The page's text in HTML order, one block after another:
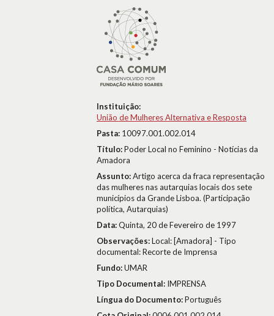
Instituição:
União de Mulheres Alternativa e Resposta
Pasta: 10097.001.002.014
Título:Poder Local no Feminino - Notícias da
Amadora
Assunto:Artigo acerca da fraca representação
das mulheres nas autarquias locais dos sete
municípios da Grande Lisboa. (Participação
política, Autarquias)
Data:Quinta, 20 de Fevereiro de 1997
Observações:Local: [Amadora] - Tipo
documental: Recorte de Imprensa
Fundo:UMAR
Tipo Documental: IMPRENSA
Língua do Documento:Português